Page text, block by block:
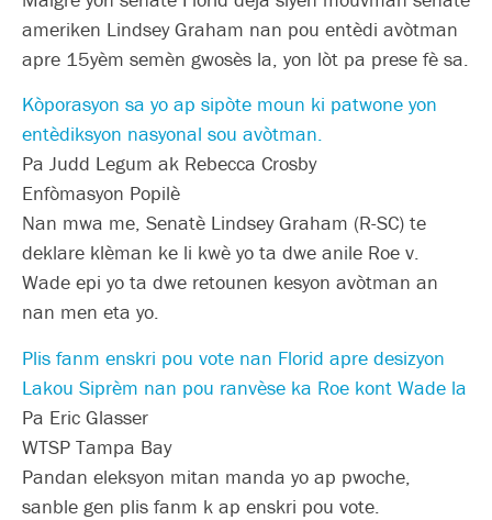
ameriken Lindsey Graham nan pou entèdi avòtman
apre 15yèm semèn gwosès la, yon lòt pa prese fè sa.
Kòporasyon sa yo ap sipòte moun ki patwone yon
entèdiksyon nasyonal sou avòtman.
Pa Judd Legum ak Rebecca Crosby
Enfòmasyon Popilè
Nan mwa me, Senatè Lindsey Graham (R-SC) te
deklare klèman ke li kwè yo ta dwe anile Roe v.
Wade epi yo ta dwe retounen kesyon avòtman an
nan men eta yo.
Plis fanm enskri pou vote nan Florid apre desizyon
Lakou Siprèm nan pou ranvèse ka Roe kont Wade la
Pa Eric Glasser
WTSP Tampa Bay
Pandan eleksyon mitan manda yo ap pwoche,
sanble gen plis fanm k ap enskri pou vote.